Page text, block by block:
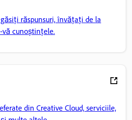
răspunsuri, învățați de la
cunoștințele.
din Creative Cloud, serviciile,